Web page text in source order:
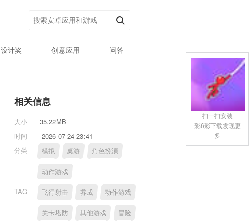
设计奖 创意应用 问答
相关信息
大小
35.22MB
时间
2026-07-24 23:41
分类
模拟 桌游 角色扮演
动作游戏
TAG 飞行射击 养成 动作游戏
关卡塔防 其他游戏 冒险
扫一扫安装
彩6彩下载发现更
多